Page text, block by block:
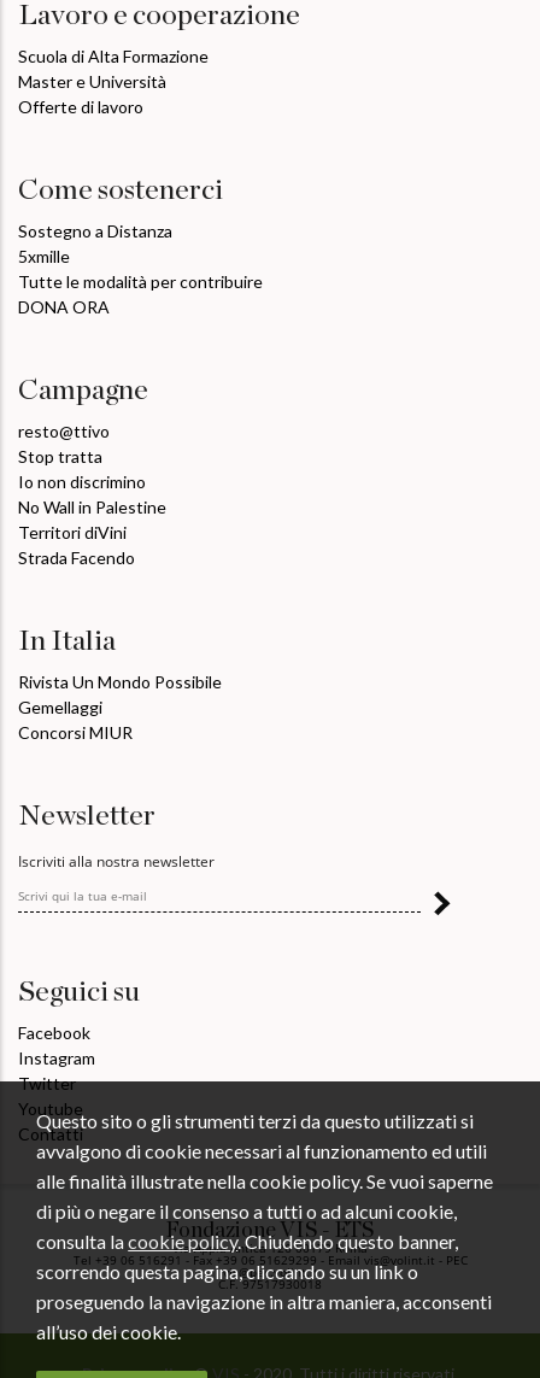
Lavoro e cooperazione
Scuola di Alta Formazione
Master e Università
Offerte di lavoro
Come sostenerci
Sostegno a Distanza
5xmille
Tutte le modalità per contribuire
DONA ORA
Campagne
resto@ttivo
Stop tratta
Io non discrimino
No Wall in Palestine
Territori diVini
Strada Facendo
In Italia
Rivista Un Mondo Possibile
Gemellaggi
Concorsi MIUR
Newsletter
Iscriviti alla nostra newsletter
Seguici su
Facebook
Instagram
Twitter
Youtube
Contatti
Fondazione VIS - ETS
Via Appia Antica 126 00179 Roma
Tel +39 06 516291 - Fax +39 06 51629299 - Email vis@volint.it - PEC
vis@pec.volint.it
C.F. 97517930018
Questo sito o gli strumenti terzi da questo utilizzati si
avvalgono di cookie necessari al funzionamento ed utili
alle finalità illustrate nella cookie policy. Se vuoi saperne
di più o negare il consenso a tutti o ad alcuni cookie,
consulta lacookie policy. Chiudendo questo banner,
scorrendo questa pagina, cliccando su un link o
proseguendo la navigazione in altra maniera, acconsenti
all’uso dei cookie.